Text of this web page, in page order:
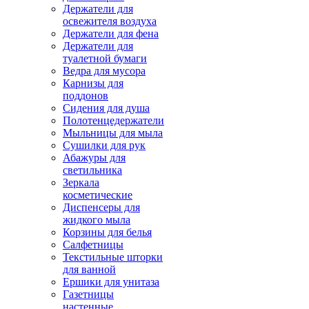
Держатели для
освежителя воздуха
Держатели для фена
Держатели для
туалетной бумаги
Ведра для мусора
Карнизы для
поддонов
Сидения для душа
Полотенцедержатели
Мыльницы для мыла
Сушилки для рук
Абажуры для
светильника
Зеркала
косметические
Диспенсеры для
жидкого мыла
Корзины для белья
Салфетницы
Текстильные шторки
для ванной
Ершики для унитаза
Газетницы
настенные